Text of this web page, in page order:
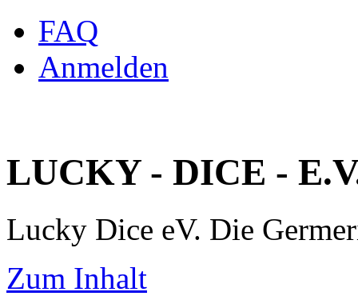
FAQ
Anmelden
LUCKY - DICE -
Lucky Dice eV. Die
Zum Inhalt